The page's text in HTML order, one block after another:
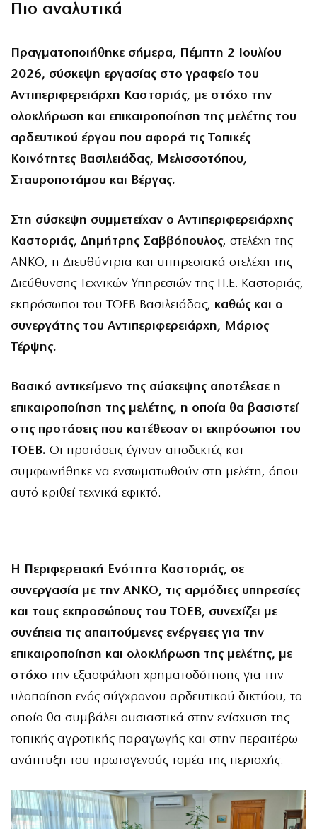
Πιο αναλυτικά
Πραγματοποιήθηκε σήμερα, Πέμπτη 2 Ιουλίου
2026, σύσκεψη εργασίας στο γραφείο του
Αντιπεριφερειάρχη Καστοριάς, με στόχο την
ολοκλήρωση και επικαιροποίηση της μελέτης του
αρδευτικού έργου που αφορά τις Τοπικές
Κοινότητες Βασιλειάδας, Μελισσοτόπου,
Σταυροποτάμου και Βέργας.
Στη σύσκεψη συμμετείχαν ο Αντιπεριφερειάρχης
Καστοριάς, Δημήτρης Σαββόπουλος, στελέχη της
ΑΝΚΟ, η Διευθύντρια και υπηρεσιακά στελέχη της
Διεύθυνσης Τεχνικών Υπηρεσιών της Π.Ε. Καστοριάς,
εκπρόσωποι του ΤΟΕΒ Βασιλειάδας, καθώς και ο
συνεργάτης του Αντιπεριφερειάρχη, Μάριος
Τέρψης.
Βασικό αντικείμενο της σύσκεψης αποτέλεσε η
επικαιροποίηση της μελέτης, η οποία θα βασιστεί
στις προτάσεις που κατέθεσαν οι εκπρόσωποι του
ΤΟΕΒ. Οι προτάσεις έγιναν αποδεκτές και
συμφωνήθηκε να ενσωματωθούν στη μελέτη, όπου
αυτό κριθεί τεχνικά εφικτό.
Η Περιφερειακή Ενότητα Καστοριάς, σε
συνεργασία με την ΑΝΚΟ, τις αρμόδιες υπηρεσίες
και τους εκπροσώπους του ΤΟΕΒ, συνεχίζει με
συνέπεια τις απαιτούμενες ενέργειες για την
επικαιροποίηση και ολοκλήρωση της μελέτης, με
στόχο την εξασφάλιση χρηματοδότησης για την
υλοποίηση ενός σύγχρονου αρδευτικού δικτύου, το
οποίο θα συμβάλει ουσιαστικά στην ενίσχυση της
τοπικής αγροτικής παραγωγής και στην περαιτέρω
ανάπτυξη του πρωτογενούς τομέα της περιοχής.